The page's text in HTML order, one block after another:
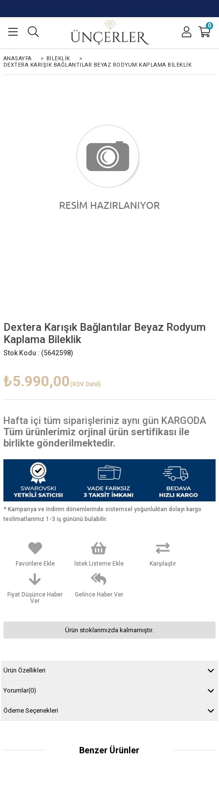
0
ANASAYFA > BİLEKLİK
>
DEXTERA KARIŞIK BAĞLANTILAR BEYAZ RODYUM KAPLAMA BILEKLIK
Dextera Karışık Bağlantılar Beyaz Rodyum
Kaplama Bileklik
Stok Kodu : (5642598)
₺5.990,00 (KDV Dahil)
Hafta içi tüm siparişleriniz aynı gün KARGODA
Tüm ürünlerimiz orjinal ürün sertifikası ile
birlikte gönderilmektedir.
* Kampanya ve indirim dönemlerinde sistemsel yoğunluktan dolayı kargo
teslimatlarımız 1-3 iş gününü bulabilir.
Favorilere Ekle İstek Listeme Ekle Karşılaştır
Fiyat Düşünce Haber
Ver
Gelince Haber Ver
Ürün stoklarımızda kalmamıştır.
Ürün Özellikleri
Yorumlar(0)
Ödeme Seçenekleri
Benzer Ürünler